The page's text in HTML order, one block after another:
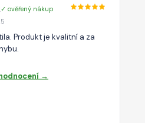
✓ ověřený nákup
Produkt je kvalitní a za
→